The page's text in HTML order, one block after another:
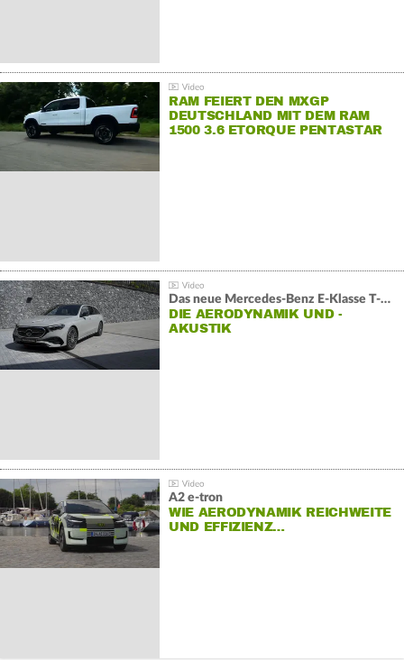
RAM FEIERT DEN MXGP
DEUTSCHLAND MIT DEM RAM
1500 3.6 ETORQUE PENTASTAR
Das neue Mercedes-Benz E-Klasse T-Modell
DIE AERODYNAMIK UND -
AKUSTIK
A2 e-tron
WIE AERODYNAMIK REICHWEITE
UND EFFIZIENZ…